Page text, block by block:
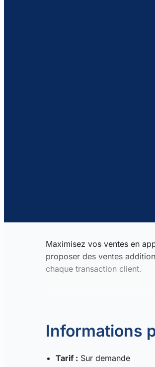
Maximisez vos ventes en
proposer des ventes
chaque transaction client.
Informations
Tarif : Sur demande